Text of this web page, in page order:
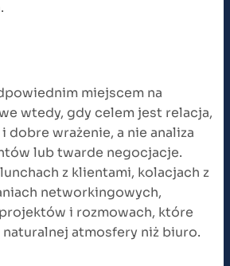
miejscem na
wtedy, gdy celem jest relacja,
dobre wrażenie, a nie analiza
lub twarde negocjacje.
z klientami, kolacjach z
networkingowych,
i rozmowach, które
atmosfery niż biuro.